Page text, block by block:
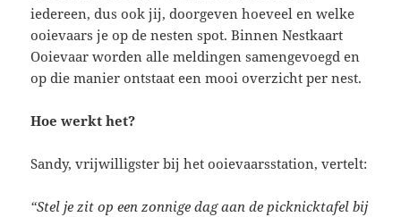
iedereen, dus ook jij, doorgeven hoeveel en welke
ooievaars je op de nesten spot. Binnen Nestkaart
Ooievaar worden alle meldingen samengevoegd en
op die manier ontstaat een mooi overzicht per nest.
Hoe werkt het?
Sandy, vrijwilligster bij het ooievaarsstation, vertelt:
“Stel je zit op een zonnige dag aan de picknicktafel bij